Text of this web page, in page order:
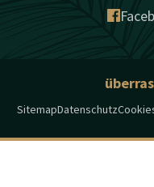
SitemapDatenschutz